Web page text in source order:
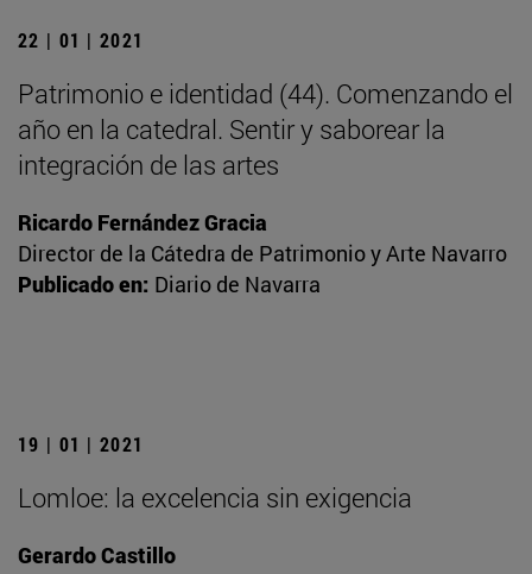
22 | 01 | 2021
Patrimonio e identidad (44). Comenzando el
año en la catedral. Sentir y saborear la
integración de las artes
Ricardo Fernández Gracia
Director de la Cátedra de Patrimonio y Arte Navarro
Publicado en: Diario de Navarra
19 | 01 | 2021
Lomloe: la excelencia sin exigencia
Gerardo Castillo